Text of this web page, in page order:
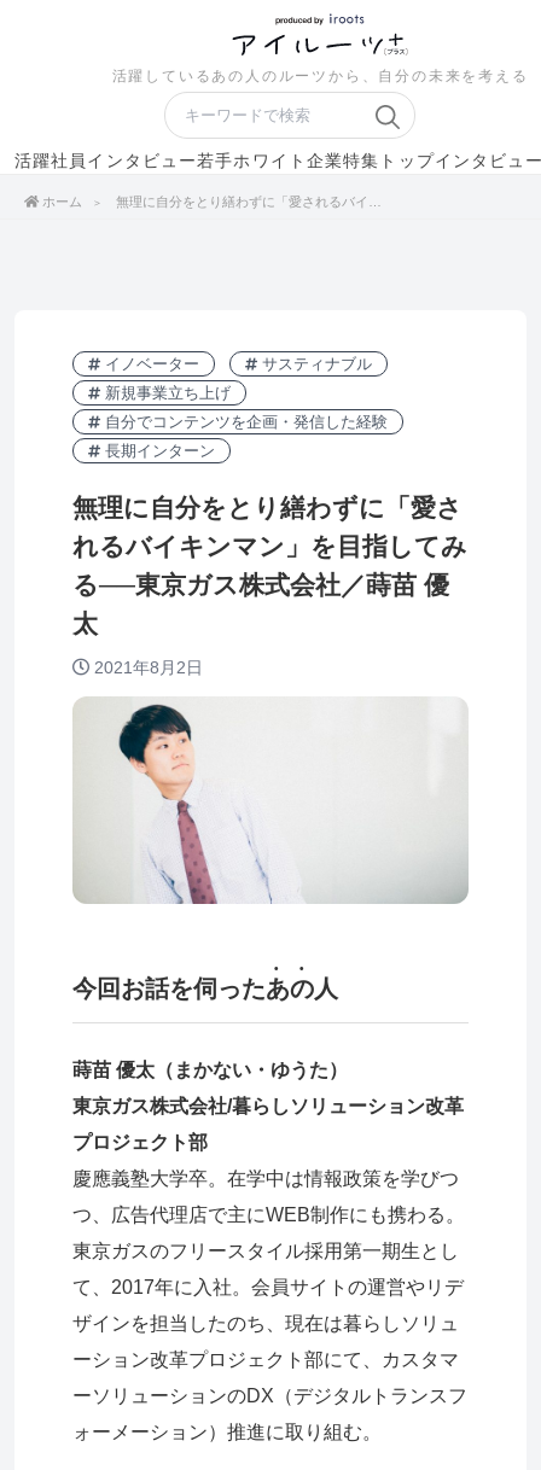
活躍しているあの人のルーツから、自分の未来を考える
活躍社員インタビュー若手ホワイト企業特集 トップインタビュ
ホーム
イノベーター
サスティナブル
新規事業立ち上げ
自分でコンテンツを企画・発信した経験
長期インターン
無理に自分をとり繕わずに「愛さ
れるバイキンマン」を目指してみ
る──東京ガス株式会社／蒔苗 優
太
2021年8月2日
今回お話を伺ったあの
• •
人
蒔苗 優太（まかない・ゆうた）
東京ガス株式会社/暮らしソリューション改革
プロジェクト部
慶應義塾大学卒。在学中は情報政策を学びつ
つ、広告代理店で主にWEB制作にも携わる。
東京ガスのフリースタイル採用第一期生とし
て、2017年に入社。会員サイトの運営やリデ
ザインを担当したのち、現在は暮らしソリュ
ーション改革プロジェクト部にて、カスタマ
ーソリューションのDX（デジタルトランスフ
ォーメーション）推進に取り組む。